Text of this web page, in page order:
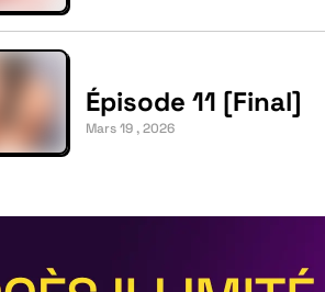
Épisode 11 [Final]
Mars 19 , 2026